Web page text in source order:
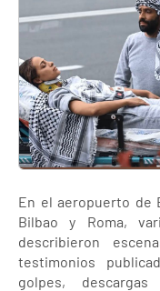
En el aeropuerto de
Bilbao y Roma,
describieron
testimonios
golpes, descargas